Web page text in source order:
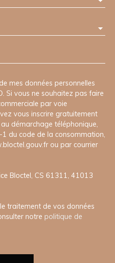
mes données personnelles
Si vous ne souhaitez pas faire
par voie
vous inscrire gratuitement
démarchage téléphonique,
du code de la consommation,
ou par courrier
Bloctel, CS 61311, 41013
traitement de vos données
notre politique de